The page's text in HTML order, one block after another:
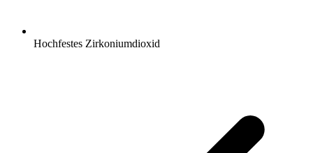
Hochfestes Zirkoniumdioxid